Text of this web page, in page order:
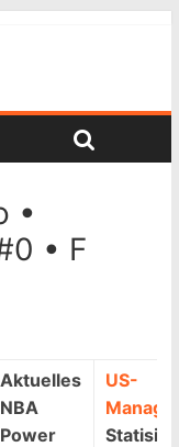
•
• F
Aktuelles
NBA
Power
US-